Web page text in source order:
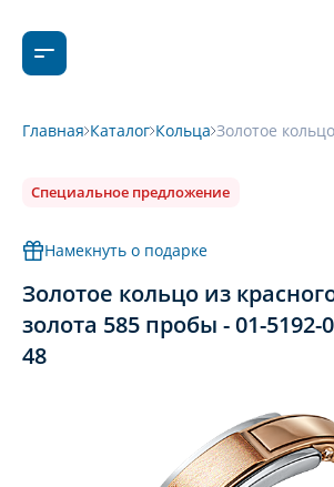
Главная Каталог Кольца Золотое
Специальное предложение
Намекнуть о подарке
Золотое кольцо из
золота 585 пробы - 01-5192-
48